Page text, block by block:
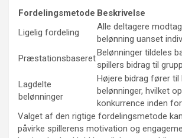
Fordelingsmetode Beskrivelse
Ligelig fordeling
Alle deltagere
belønning uanset
Præstationsbaseret
Belønninger tildeles
spillers bidrag til
Lagdelte
belønninger
Højere bidrag fører til
belønninger, hvilket
konkurrence inden
Valget af den rigtige fordelingsmetode
påvirke spillerens motivation og